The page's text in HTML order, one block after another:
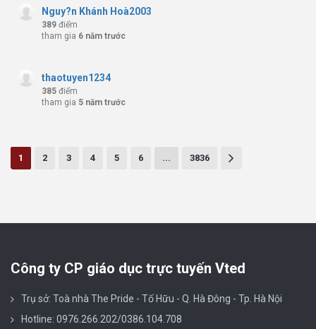
Nguy?n Khánh Hoà2003
389 điểm
tham gia 6 năm trước
thaotuyen1234
385 điểm
tham gia 5 năm trước
1 2 3 4 5 6 ... 3836
Công ty CP giáo dục trực tuyến Vted
Trụ sở: Toà nhà The Pride - Tố Hữu - Q. Hà Đông - Tp. Hà Nội
Hotline: 0976.266.202/0386.104.708